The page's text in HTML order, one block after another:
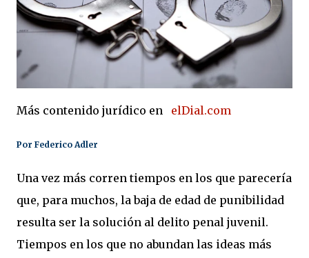
Más contenido jurídico en elDial.com
Por Federico Adler
Una vez más corren tiempos en los que parecería
que, para muchos, la baja de edad de punibilidad
resulta ser la solución al delito penal juvenil.
Tiempos en los que no abundan las ideas más